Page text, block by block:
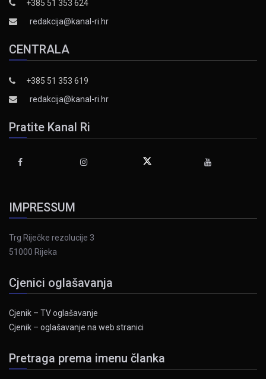
+385 51 353 624
redakcija@kanal-ri.hr
CENTRALA
+385 51 353 619
redakcija@kanal-ri.hr
Pratite Kanal Ri
IMPRESSUM
Trg Riječke rezolucije 3
51000 Rijeka
Cjenici oglašavanja
Cjenik – TV oglašavanje
Cjenik – oglašavanje na web stranici
Pretraga prema imenu članka